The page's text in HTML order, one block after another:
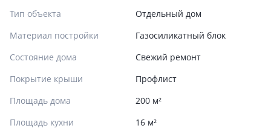
Тип объекта
Отдельный дом
Материал постройки
Газосиликатный блок
Состояние дома
Свежий ремонт
Покрытие крыши
Профлист
Площадь дома
200 м²
Площадь кухни
16 м²